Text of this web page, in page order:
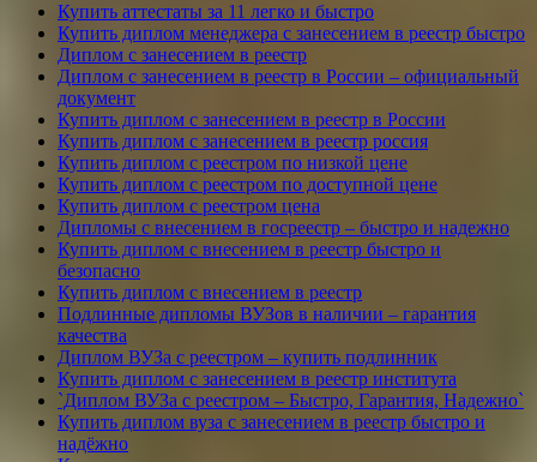
Купить аттестаты за 11 легко и быстро
Купить диплом менеджера с занесением в реестр быстро
Диплом с занесением в реестр
Диплом с занесением в реестр в России – официальный
документ
Купить диплом с занесением в реестр в России
Купить диплом с занесением в реестр россия
Купить диплом с реестром по низкой цене
Купить диплом с реестром по доступной цене
Купить диплом с реестром цена
Дипломы с внесением в госреестр – быстро и надежно
Купить диплом с внесением в реестр быстро и
безопасно
Купить диплом с внесением в реестр
Подлинные дипломы ВУЗов в наличии – гарантия
качества
Диплом ВУЗа с реестром – купить подлинник
Купить диплом с занесением в реестр института
`Диплом ВУЗа с реестром – Быстро, Гарантия, Надежно`
Купить диплом вуза с занесением в реестр быстро и
надёжно